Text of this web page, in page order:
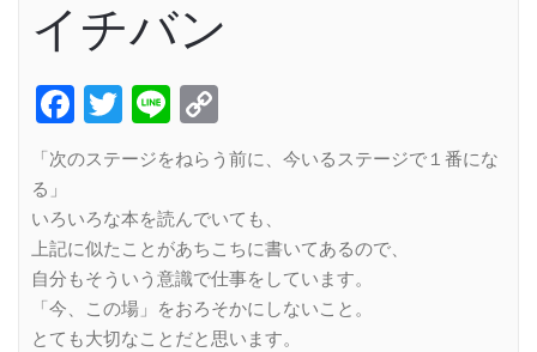
イチバン
Facebook
Twitter
Line
Link
「次のステージをねらう前に、今いるステージで１番にな
る」
いろいろな本を読んでいても、
上記に似たことがあちこちに書いてあるので、
自分もそういう意識で仕事をしています。
「今、この場」をおろそかにしないこと。
とても大切なことだと思います。